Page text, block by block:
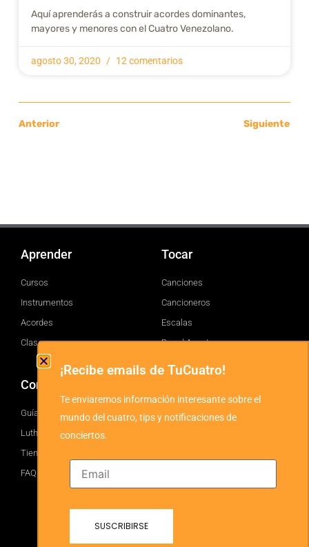
Aquí aprenderás a construir acordes dominantes,
mayores y menores con el Cuatro Venezolano.
agosto 30, 2020 12 comentarios
Anterior Siguiente
Aprender
Cursos
Instrumentos
Acordes
Clases
Tocar
Canciones
Cancioneros
Escalas
Brand Assets
Comprar
Guía
Luthiers
Tienda
FAQ
Facebook
¡Recibe emails de TuCuatro!
Te enviaremos información interesante sobre el
mundo del cuatro, tips y notificaciones de
conciertos.